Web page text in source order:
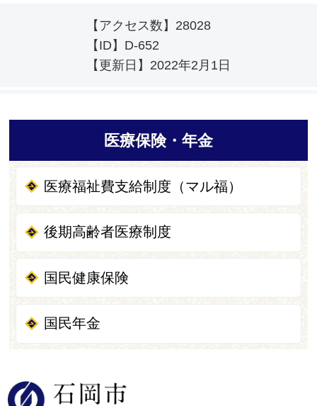
【アクセス数】 28028
【ID】 D-652
【更新日】 2022年2月1日
医療保険・年金
医療福祉費支給制度（マル福）
後期高齢者医療制度
国民健康保険
国民年金